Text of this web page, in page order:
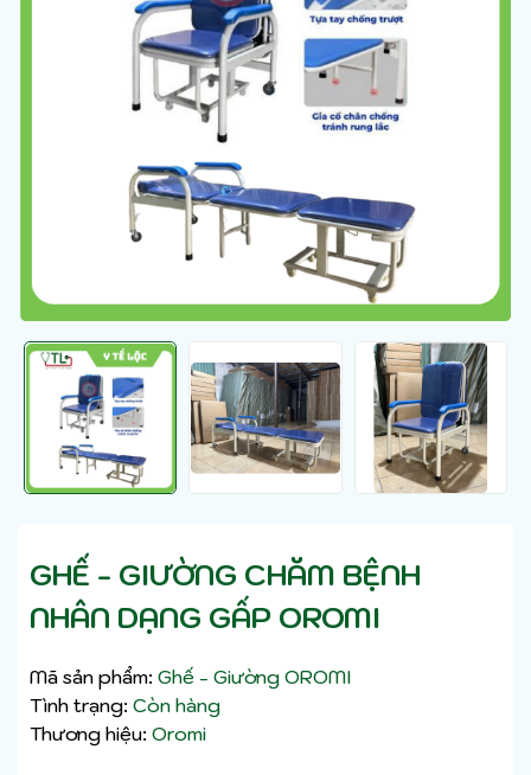
GHẾ - GIƯỜNG CHĂM BỆNH
NHÂN DẠNG GẤP OROMI
Mã sản phẩm: Ghế - Giường OROMI
Tình trạng: Còn hàng
Thương hiệu: Oromi